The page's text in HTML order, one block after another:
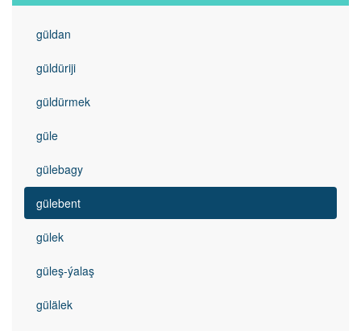
güldan
güldüriji
güldürmek
güle
gülebagy
gülebent
gülek
güleş-ýalaş
gülälek